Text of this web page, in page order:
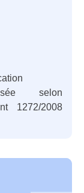
selon
1272/2008